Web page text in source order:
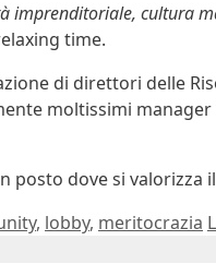
imprenditoriale, cultura
time.
di direttori delle
moltissimi manager
posto dove si
, lobby, meritocrazia